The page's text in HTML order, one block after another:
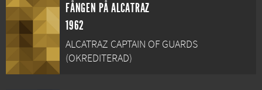
FÅNGEN PÅ ALCATRAZ
1962
ALCATRAZ CAPTAIN OF GUARDS
(OKREDITERAD)